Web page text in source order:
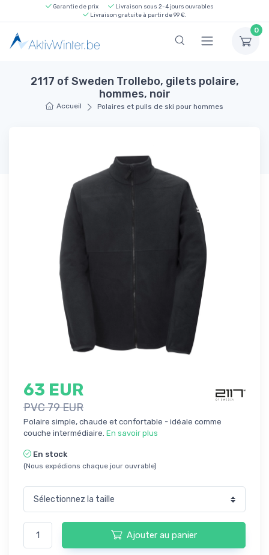
Garantie de prix
Livraison sous 2-4 jours ouvrables
Livraison gratuite à partir de 99 €.
0
2117 of Sweden Trollebo, gilets polaire,
hommes, noir
Accueil Polaires et pulls de ski pour hommes
63 EUR
PVC 79 EUR
Polaire simple, chaude et confortable - idéale comme
couche intermédiaire. En savoir plus
En stock
(Nous expédions chaque jour ouvrable)
Ajouter au panier